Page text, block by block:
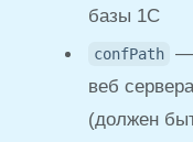
базы 1С
confPath
—
веб
(должен